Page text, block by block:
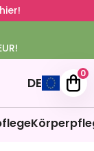
DE
0